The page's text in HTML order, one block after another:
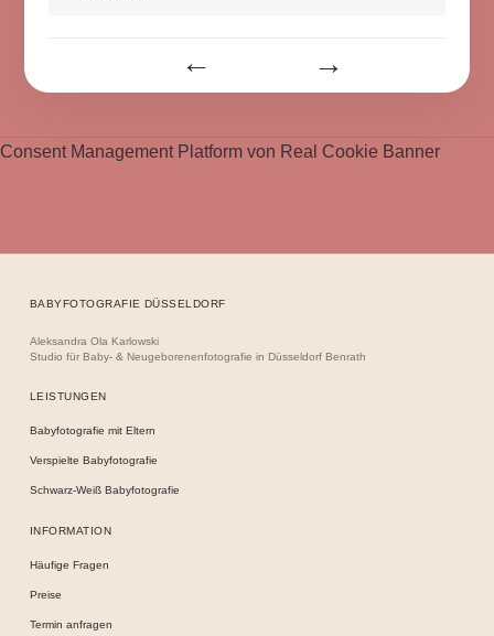
Consent Management Platform von Real Cookie Banner
BABYFOTOGRAFIE DÜSSELDORF
Aleksandra Ola Karlowski
Studio für Baby- & Neugeborenenfotografie in Düsseldorf Benrath
LEISTUNGEN
Babyfotografie mit Eltern
Verspielte Babyfotografie
Schwarz-Weiß Babyfotografie
INFORMATION
Häufige Fragen
Preise
Termin anfragen